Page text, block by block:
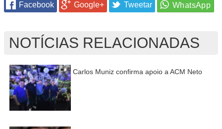
Facebook Google+ Tweetar
NOTÍCIAS RELACIONADAS
Carlos Muniz confirma apoio a ACM Neto